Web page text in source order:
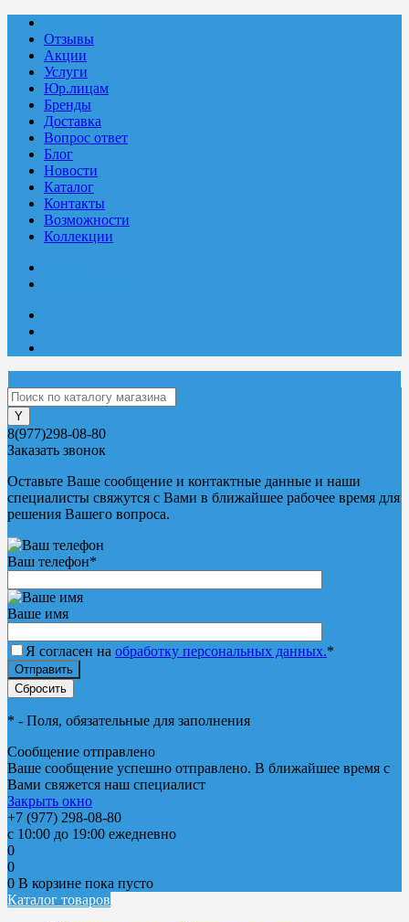
Отзывы
Акции
Услуги
Юр.лицам
Бренды
Доставка
Вопрос ответ
Блог
Новости
Каталог
Контакты
Возможности
Коллекции
8(977)298-08-80
Заказать звонок
Оставьте Ваше сообщение и контактные данные и наши
специалисты свяжутся с Вами в ближайшее рабочее время для
решения Вашего вопроса.
Ваш телефон*
Ваше имя
Я согласен на обработку персональных данных.*
* - Поля, обязательные для заполнения
Сообщение отправлено
Ваше сообщение успешно отправлено. В ближайшее время с
Вами свяжется наш специалист
Закрыть окно
+7 (977) 298-08-80
с 10:00 до 19:00 ежедневно
0
0
0 В корзине пока пусто
Каталог товаров